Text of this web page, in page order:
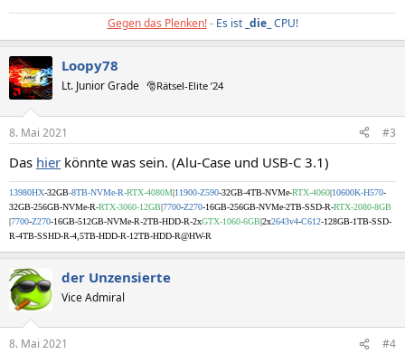
Gegen das Plenken!- Es ist _ die_ CPU!
Loopy78
Lt. Junior Grade 🎅Rätsel-Elite ’24
8. Mai 2021 #3
Das hier könnte was sein. (Alu-Case und USB-C 3.1)
13980HX-32GB-8TB-NVMe-R-RTX-4080M|11900-Z590-32GB-4TB-NVMe-RTX-4060|10600K-H570-
32GB-256GB-NVMe-R-RTX-3060-12GB|7700-Z270-16GB-256GB-NVMe-2TB-SSD-R-RTX-2080-8GB
|7700-Z270-16GB-512GB-NVMe-R-2TB-HDD-R-2xGTX-1060-6GB|2x2643v4-C612-128GB-1TB-SSD-
R-4TB-SSHD-R-4,5TB-HDD-R-12TB-HDD-R@HW-R
der Unzensierte
Vice Admiral
8. Mai 2021 #4